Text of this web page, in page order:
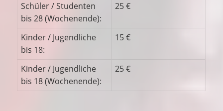
Schüler / Studenten
bis 28 (Wochenende):
25 €
Kinder / Jugendliche
bis 18:
15 €
Kinder / Jugendliche
bis 18 (Wochenende):
25 €